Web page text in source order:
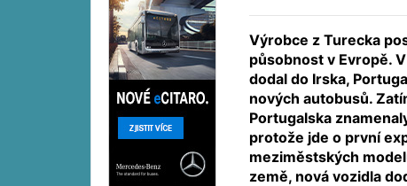
Výrobce z Turecka
působnost v Evropě.
dodal do Irska,
nových autobusů.
Portugalska
protože jde o první
meziměstských
země, nová vozidla